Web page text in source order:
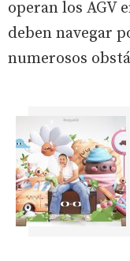
operan los AGV
deben navegar
numerosos